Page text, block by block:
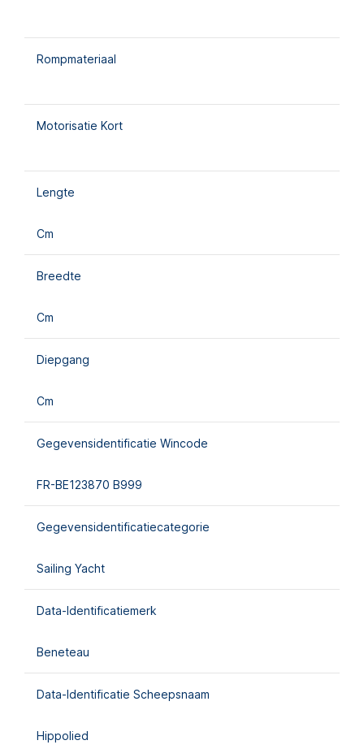
Rompmateriaal
Motorisatie Kort
Lengte
Cm
Breedte
Cm
Diepgang
Cm
Gegevensidentificatie Wincode
FR-BE123870 B999
Gegevensidentificatiecategorie
Sailing Yacht
Data-Identificatiemerk
Beneteau
Data-Identificatie Scheepsnaam
Hippolied